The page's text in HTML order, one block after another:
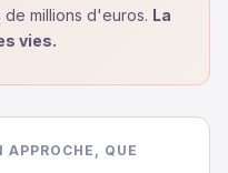
millions d'euros. La
vies.
QUE